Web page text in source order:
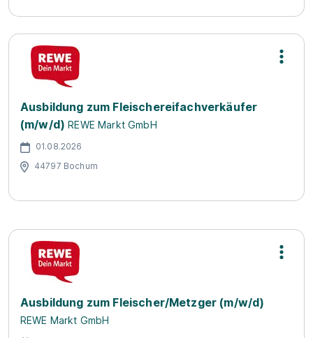
Ausbildung zum Fleischereifachverkäufer
(m/w/d) REWE Markt GmbH
01.08.2026
44797 Bochum
Ausbildung zum Fleischer/Metzger (m/w/d)
REWE Markt GmbH